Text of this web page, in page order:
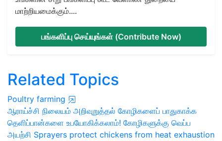
மாற்றியமைக்கும்....
பங்களிப்பு செய்யுங்கள் (Contribute Now)
Related Topics
Poultry farming
ஆராய்ச்சி நிலையம் அறிவுறுத்தல் கோழிகளைப் பாதுகாக்க
தெளிப்பான்களை உபயோகிக்கலாம்! கோழிகளுக்கு வெப்ப
அயற்சி Sprayers protect chickens from heat exhaustion